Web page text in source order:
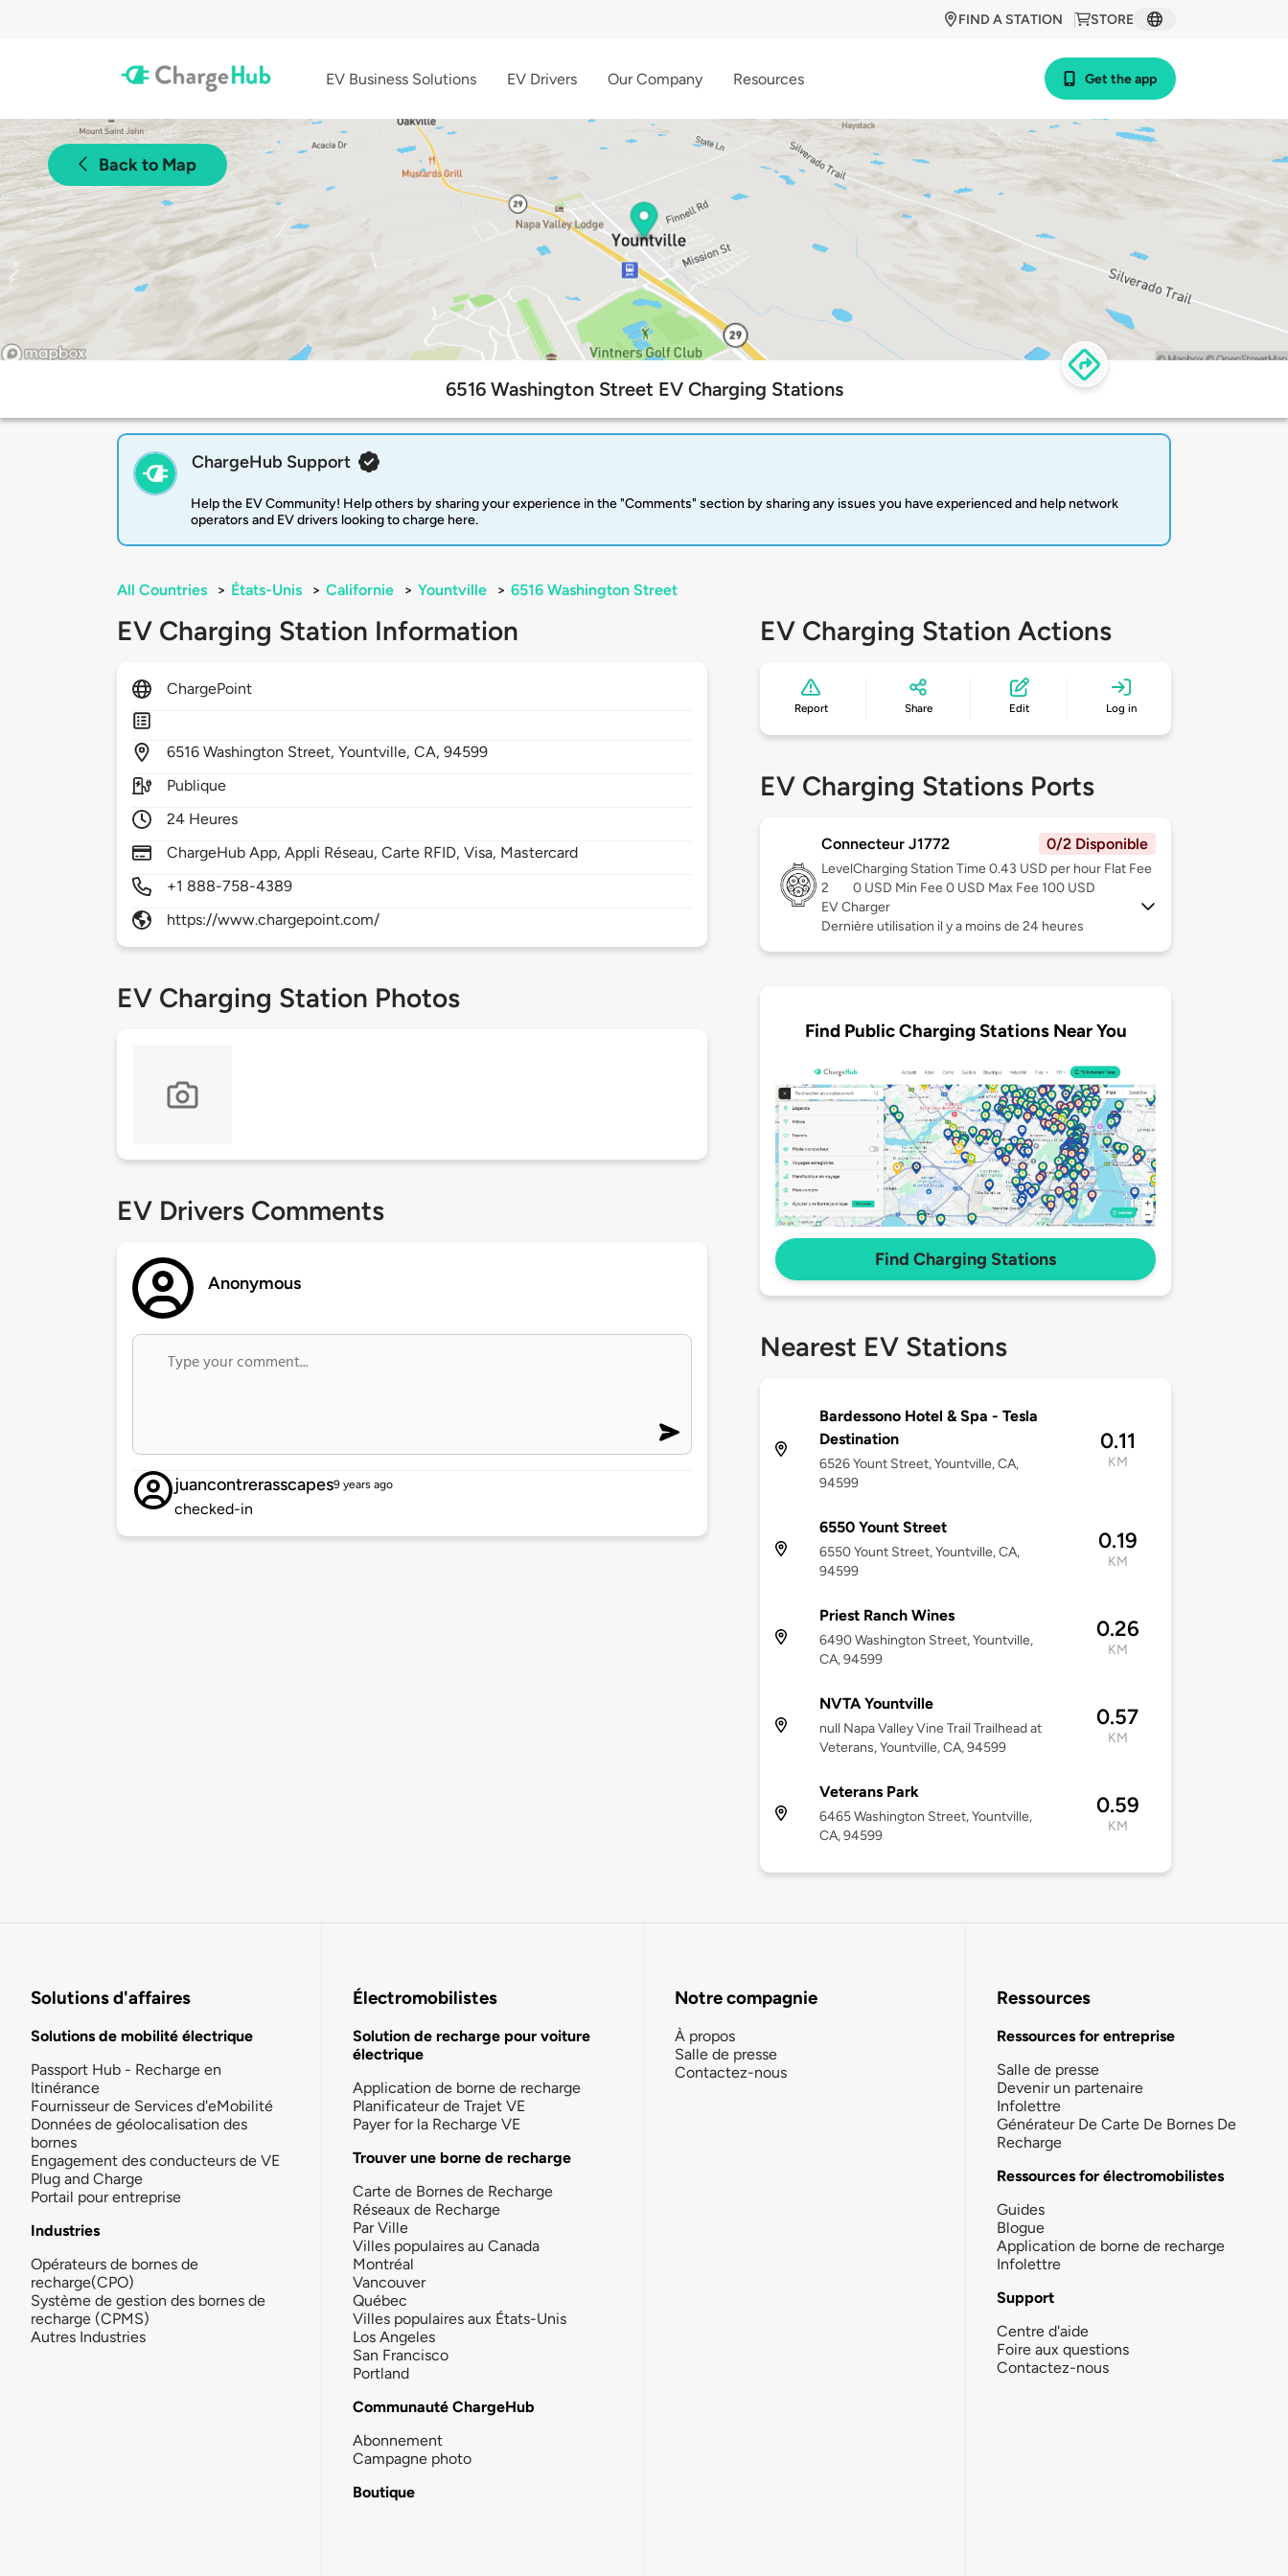
STORE
FIND A STATION
EV Business Solutions EV Drivers Our Company Resources Get the app
Back to Map
6516 Washington Street EV Charging Stations
ChargeHub Support
Help the EV Community! Help others by sharing your experience in the "Comments" section by sharing any issues you have experienced and help network
operators and EV drivers looking to charge here.
All Countries > États-Unis > Californie > Yountville > 6516 Washington Street
EV Charging Station Information
ChargePoint
6516Washington Street,Yountville,CA,94599
Publique
24 Heures
ChargeHub App, Appli Réseau, Carte RFID, Visa, Mastercard
+1 888-758-4389
https://www.chargepoint.com/
EV Charging Station Photos
EV Drivers Comments
Anonymous
juancontrerasscapes9 years ago
checked-in
EV Charging Station Actions
Report Share Edit Log in
EV Charging Stations Ports
Connecteur J1772 0/2 Disponible
Level
2
Charging Station Time 0.43 USD per hour Flat Fee
0 USD Min Fee 0 USD Max Fee 100 USD
EV Charger
Dernière utilisation il y a moins de 24 heures
Find Public Charging Stations Near You
Find Charging Stations
Nearest EV Stations
Bardessono Hotel & Spa - Tesla
Destination
6526 Yount Street, Yountville, CA,
94599
0.11
KM
6550 Yount Street
6550 Yount Street, Yountville, CA,
94599
0.19
KM
Priest Ranch Wines
6490 Washington Street, Yountville,
CA, 94599
0.26
KM
NVTA Yountville
null Napa Valley Vine Trail Trailhead at
Veterans, Yountville, CA, 94599
0.57
KM
Veterans Park
6465 Washington Street, Yountville,
CA, 94599
0.59
KM
Solutions d'affaires
Solutions de mobilité électrique
Passport Hub - Recharge en
Itinérance
Fournisseur de Services d'eMobilité
Données de géolocalisation des
bornes
Engagement des conducteurs de VE
Plug and Charge
Portail pour entreprise
Industries
Opérateurs de bornes de
recharge(CPO)
Système de gestion des bornes de
recharge (CPMS)
Autres Industries
Électromobilistes
Solution de recharge pour voiture
électrique
Application de borne de recharge
Planificateur de Trajet VE
Payer for la Recharge VE
Trouver une borne de recharge
Carte de Bornes de Recharge
Réseaux de Recharge
Par Ville
Villes populaires au Canada
Montréal
Vancouver
Québec
Villes populaires aux États-Unis
Los Angeles
San Francisco
Portland
Communauté ChargeHub
Abonnement
Campagne photo
Boutique
Notre compagnie
À propos
Salle de presse
Contactez-nous
Ressources
Ressources for entreprise
Salle de presse
Devenir un partenaire
Infolettre
Générateur De Carte De Bornes De
Recharge
Ressources for électromobilistes
Guides
Blogue
Application de borne de recharge
Infolettre
Support
Centre d'aide
Foire aux questions
Contactez-nous